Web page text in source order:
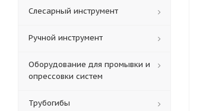
Слесарный инструмент
Ручной инструмент
Оборудование для промывки и
опрессовки систем
Трубогибы